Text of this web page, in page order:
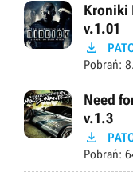
Kroniki
v.1.01

Pobrań:
Need
v.1.3

Pobrań: